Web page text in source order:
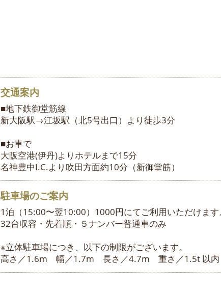
交通案内
■地下鉄御堂筋線
新大阪駅→江坂駅（北5号出口）より徒歩3分
■お車で
大阪空港(伊丹)よりホテルまで15分
名神豊中I.C.より吹田方面約10分（新御堂筋）
駐車場のご案内
1泊（15:00〜翌10:00）1000円にてご利用いただけます
32台収容・先着順・５ナンバー普通車のみ
※立体駐車場につき、以下の制限がございます。
高さ／1.6m 幅／1.7m 長さ／4.7m 重さ／1.5t 以内